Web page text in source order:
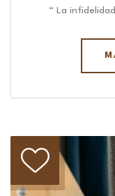
“ La